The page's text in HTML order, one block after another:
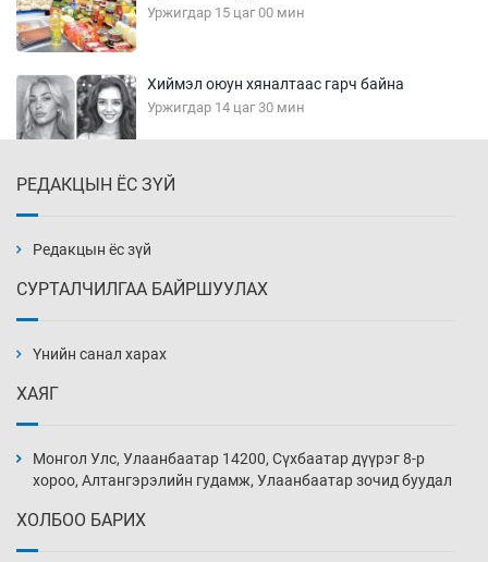
Уржигдар 15 цаг 00 мин
Хиймэл оюун хяналтаас гарч байна
Уржигдар 14 цаг 30 мин
Уржигдар 14 цаг 00 мин
нэмэгджээ
Уржигдар 13 цаг 30 мин
РЕДАКЦЫН ЁС ЗҮЙ
Редакцын ёс зүй
СУРТАЛЧИЛГАА БАЙРШУУЛАХ
Үнийн санал харах
ХАЯГ
Монгол Улс, Улаанбаатар 14200, Сүхбаатар дүүрэг 8-р
хороо, Алтангэрэлийн гудамж, Улаанбаатар зочид буудал
ХОЛБОО БАРИХ